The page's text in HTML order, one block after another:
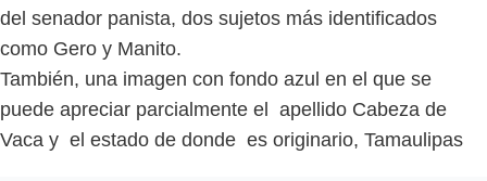
del senador panista, dos sujetos más identificados
como Gero y Manito.
También, una imagen con fondo azul en el que se
puede apreciar parcialmente el apellido Cabeza de
Vaca y el estado de donde es originario, Tamaulipas